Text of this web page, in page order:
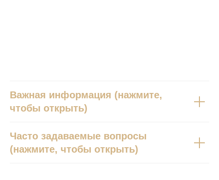
Важная информация (нажмите,
чтобы открыть)
Часто задаваемые вопросы
(нажмите, чтобы открыть)